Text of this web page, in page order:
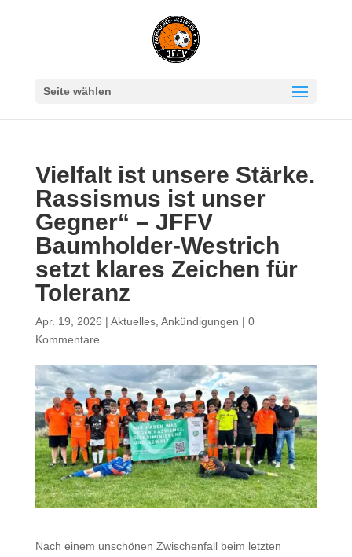
Seite wählen
Vielfalt ist unsere Stärke.
Rassismus ist unser
Gegner“ – JFFV
Baumholder-Westrich
setzt klares Zeichen für
Toleranz
Apr. 19, 2026 | Aktuelles, Ankündigungen | 0
Kommentare
Nach einem unschönen Zwischenfall beim letzten